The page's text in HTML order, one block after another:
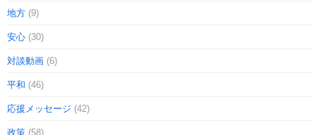
地方 (9)
安心 (30)
対談動画 (6)
平和 (46)
応援メッセージ (42)
政策 (58)